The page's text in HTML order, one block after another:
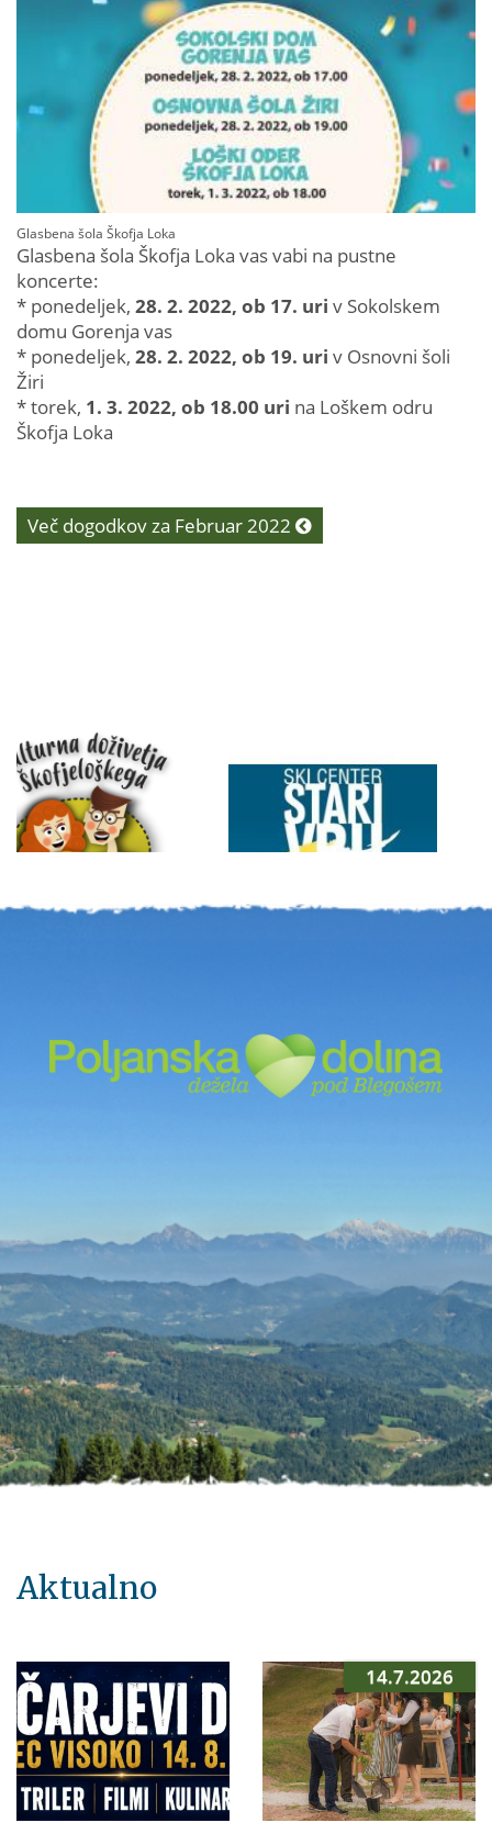
Glasbena šola Škofja Loka
Glasbena šola Škofja Loka vas vabi na pustne
koncerte:
* ponedeljek, 28. 2. 2022, ob 17. uri v Sokolskem
domu Gorenja vas
* ponedeljek, 28. 2. 2022, ob 19. uri v Osnovni šoli
Žiri
* torek, 1. 3. 2022, ob 18.00 uri na Loškem odru
Škofja Loka
Več dogodkov za Februar 2022
Aktualno
14.7.2026